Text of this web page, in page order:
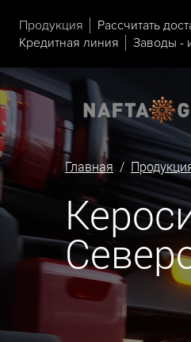
Продукция Рассчитать
Кредитная линия
Заводы -
Главная /